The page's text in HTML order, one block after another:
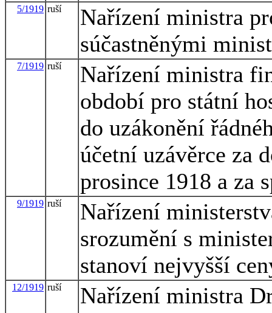
5/1919 ruší
Nařízení ministra
súčastněnými
7/1919 ruší
Nařízení ministra
období pro státní
do uzákonění
účetní uzávěrce za
prosince 1918 a za
9/1919 ruší
Nařízení
srozumění s
stanoví nejvyšší
12/1919 ruší
Nařízení ministra